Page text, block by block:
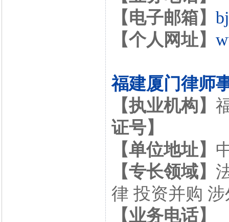
【电子邮箱】
【个人网址】
福建厦门律师
【执业机构】
证号】
【单位地址】
【专长领域】
律 投资并购
【业务电话】